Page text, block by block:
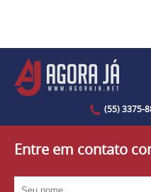
(55) 3375-
Entre em contato